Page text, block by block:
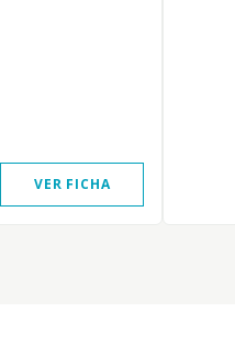
VER FICHA